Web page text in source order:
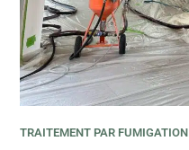
TRAITEMENT PAR FUMIGATION